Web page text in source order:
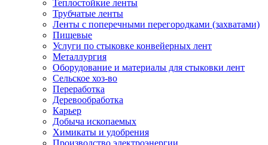
Теплостойкие ленты
Трубчатые ленты
Ленты с поперечными перегородками (захватами)
Пищевые
Услуги по стыковке конвейерных лент
Металлургия
Оборудование и материалы для стыковки лент
Сельское хоз-во
Переработка
Деревообработка
Карьер
Добыча ископаемых
Химикаты и удобрения
Производство электроэнергии